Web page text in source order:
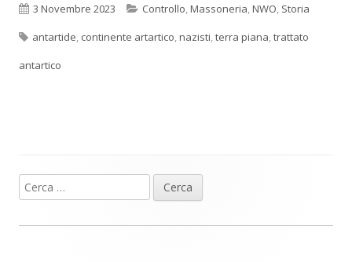
Pubblicato
3 Novembre 2023 Categorie
Controllo,Massoneria,NWO, Storia
Tag
antartide, continente artartico,nazisti,terra piana,trattato
antartico
Barra
laterale
Ricerca
per: